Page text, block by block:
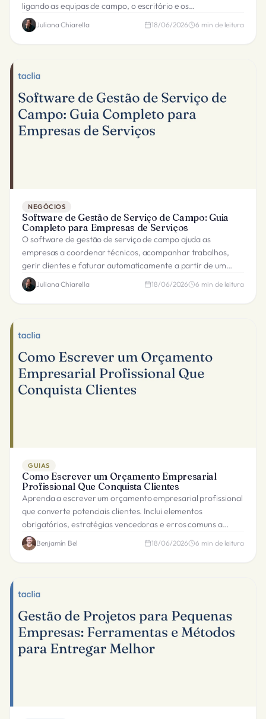
ligando as equipas de campo, o escritório e os
subempreiteiros.
Juliana Chiarella 18/06/2026 6 min de leitura
NEGÓCIOS
Software de Gestão de Serviço de Campo: Guia
Completo para Empresas de Serviços
O software de gestão de serviço de campo ajuda as
empresas a coordenar técnicos, acompanhar trabalhos,
gerir clientes e faturar automaticamente a partir de um
único sistema ligado.
Juliana Chiarella 18/06/2026 6 min de leitura
GUIAS
Como Escrever um Orçamento Empresarial
Profissional Que Conquista Clientes
Aprenda a escrever um orçamento empresarial profissional
que converte potenciais clientes. Inclui elementos
obrigatórios, estratégias vencedoras e erros comuns a
evitar.
Benjamín Bel 18/06/2026 6 min de leitura